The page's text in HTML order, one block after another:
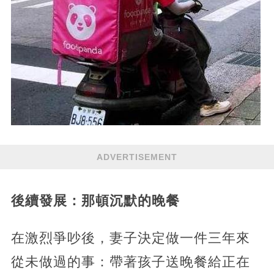
ADVERTISEMENT
後續發展：那頓沉默的晚餐
在激烈爭吵後，妻子決定做一件三年來
從未做過的事：帶著孩子送晚餐給正在